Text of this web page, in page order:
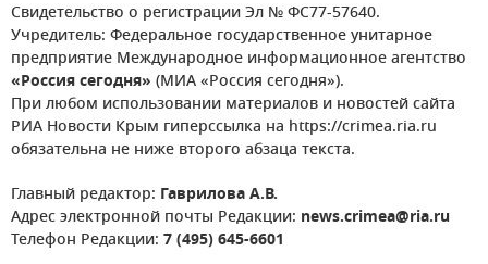
Свидетельство о регистрации Эл № ФС77-57640.
Учредитель: Федеральное государственное унитарное
предприятие Международное информационное агентство
«Россия сегодня» (МИА «Россия сегодня»).
При любом использовании материалов и новостей сайта
РИА Новости Крым гиперссылка на https://crimea.ria.ru
обязательна не ниже второго абзаца текста.
Главный редактор: Гаврилова А.В.
Адрес электронной почты Редакции: news.crimea@ria.ru
Телефон Редакции: 7 (495) 645-6601